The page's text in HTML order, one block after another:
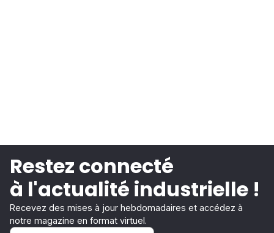
Restez connecté
à l'actualité industrielle !
Recevez des mises à jour hebdomadaires et accédez à
notre magazine en format virtuel.